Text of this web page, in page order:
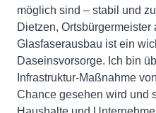
möglich sind – stabil und
Dietzen, Ortsbürgermeister
Glasfaserausbau ist ein
Daseinsvorsorge. Ich bin
Infrastruktur-Maßnahme
Chance gesehen wird und